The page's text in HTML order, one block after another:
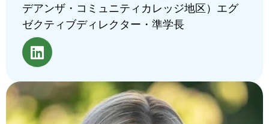
デアンザ・コミュニティカレッジ地区）エグ
ゼクティブディレクター・準学長